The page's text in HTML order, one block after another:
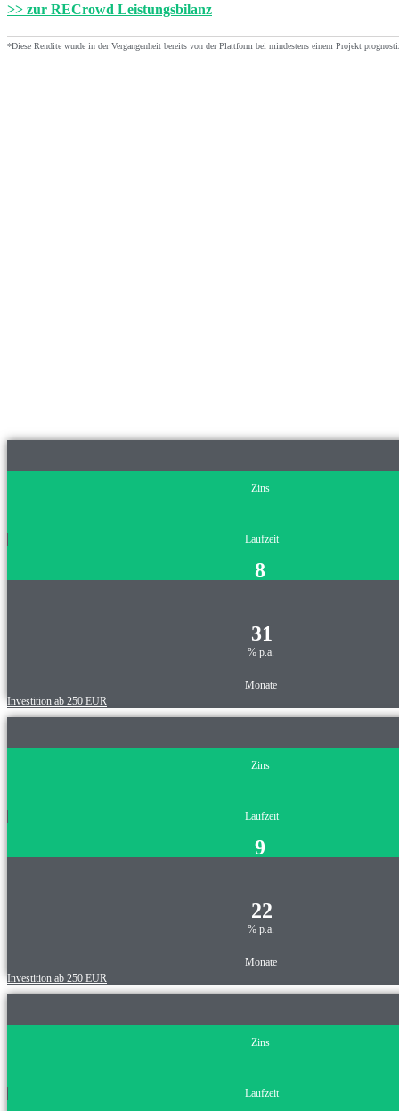
>> zur RECrowd Leistungsbilanz
*Diese Rendite wurde in der Vergangenheit bereits von der Plattform bei mindestens einem Projekt
Zins
Laufzeit
8
31
% p.a.
Monate
Investition ab 250 EUR
Zins
Laufzeit
9
22
% p.a.
Monate
Investition ab 250 EUR
Zins
Laufzeit